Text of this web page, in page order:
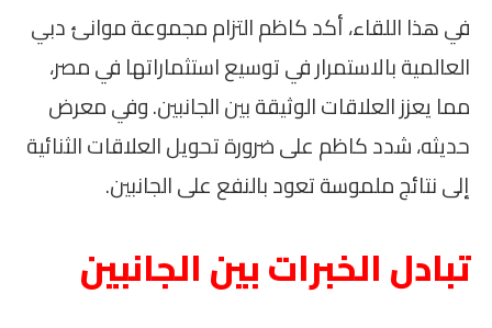
في هذا اللقاء، أكد كاظم التزام مجموعة موانئ دبي
العالمية بالاستمرار في توسيع استثماراتها في مصر،
مما يعزز العلاقات الوثيقة بين الجانبين. وفي معرض
حديثه، شدد كاظم على ضرورة تحويل العلاقات الثنائية
إلى نتائج ملموسة تعود بالنفع على الجانبين.
تبادل الخبرات بين الجانبين